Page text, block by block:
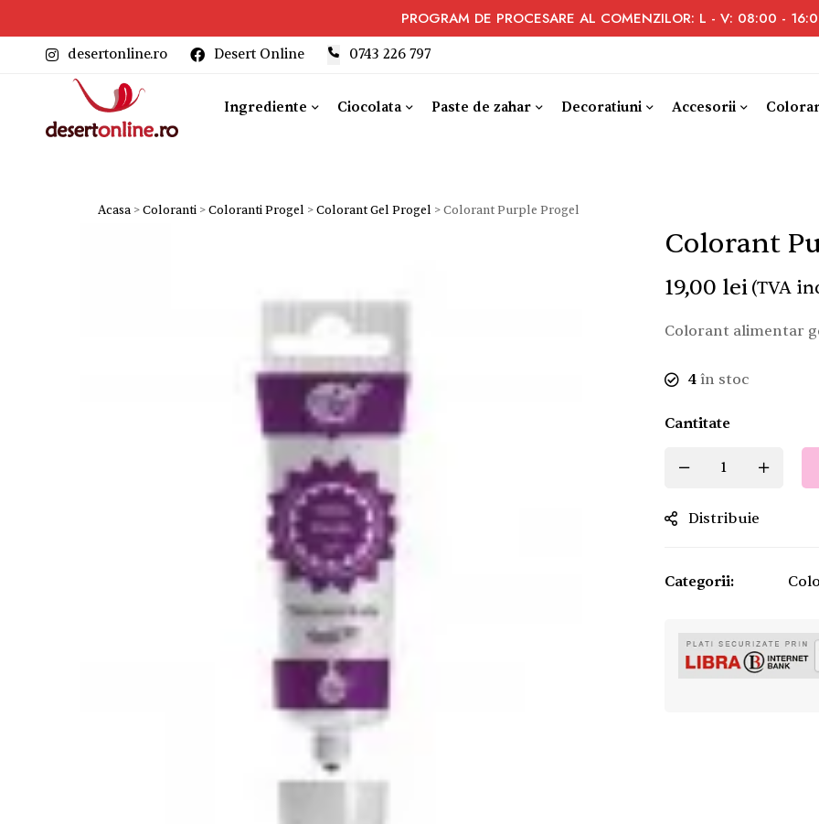
PROGRAM DE PROCESARE AL COMENZILOR: L - V: 08:00 -
desertonline.ro Desert Online ‎0743 226 797
Ingrediente Ciocolata Paste de zahar Decoratiuni Accesorii
Acasa >Coloranti >Coloranti Progel >Colorant Gel Progel >Colorant Purple Progel
Colorant
19,00 lei (TVA
Colorant alimentar
4 în stoc
Cantitate
Distribuie
Categorii: